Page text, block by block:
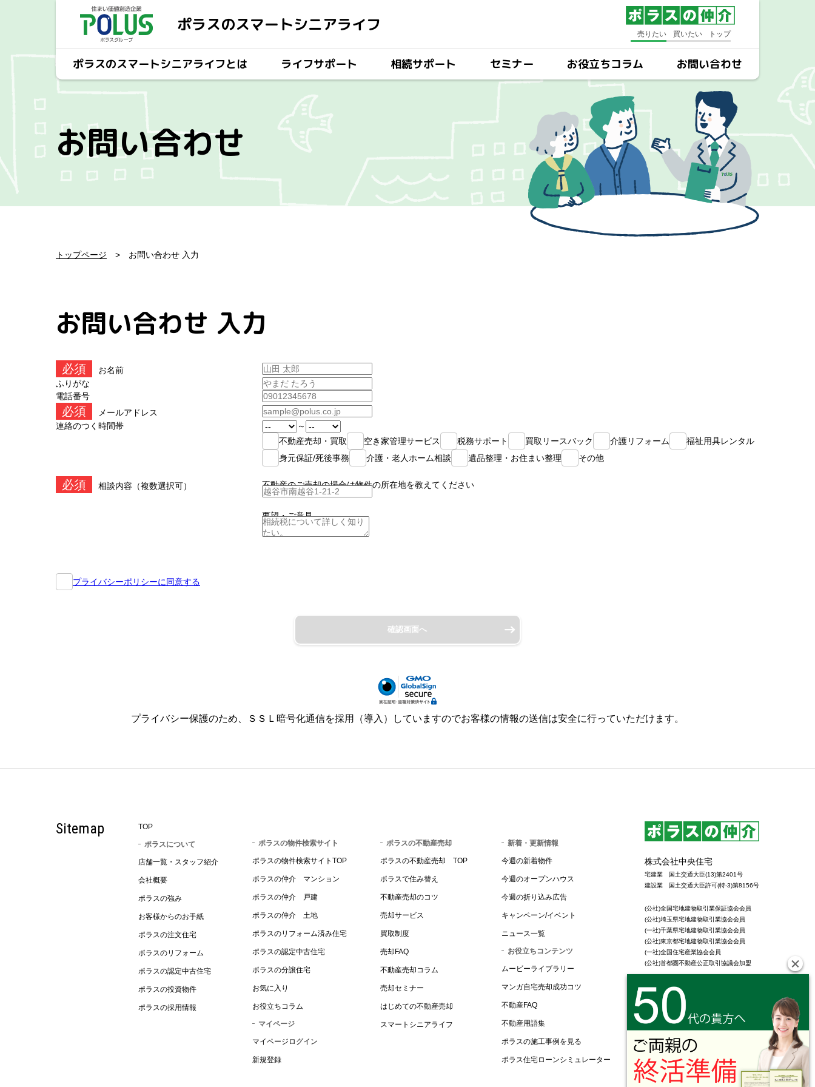
ポラスのスマートシニアライフ 売りたい 買いたい トップ
ポラスのスマートシニアライフとは ライフサポート 相続サポート セミナー お役立ちコラム お問い合わせ
お問い合わせ
トップページ お問い合わせ 入力
お問い合わせ 入力
お名前
ふりがな
電話番号
メールアドレス
連絡のつく時間帯
～
相談内容（複数選択可）
不動産売却・買取 空き家管理サービス 税務サポート 買取リースバック 介護リフォーム
福祉用具レンタル
身元保証/死後事務
介護・老人ホーム相談 遺品整理・お住まい整理 その他
不動産のご売却の場合は物件の所在地を教えてください
要望・ご意見
プライバシーポリシーに同意する
確認画面へ
プライバシー保護のため、ＳＳＬ暗号化通信を採用（導入）していますのでお客様の情報の送信は安全に行っていただけます。
Sitemap TOP
ポラスについて
店舗一覧・スタッフ紹介
会社概要
ポラスの強み
お客様からのお手紙
ポラスの注文住宅
ポラスのリフォーム
ポラスの認定中古住宅
ポラスの投資物件
ポラスの採用情報
ポラスの物件検索サイト
ポラスの物件検索サイトTOP
ポラスの仲介 マンション
ポラスの仲介 戸建
ポラスの仲介 土地
ポラスのリフォーム済み住宅
ポラスの認定中古住宅
ポラスの分譲住宅
お気に入り
お役立ちコラム
マイページ
マイページログイン
新規登録
ポラスの不動産売却
ポラスの不動産売却 TOP
ポラスで住み替え
不動産売却のコツ
売却サービス
買取制度
売却FAQ
不動産売却コラム
売却セミナー
はじめての不動産売却
スマートシニアライフ
新着・更新情報
今週の新着物件
今週のオープンハウス
今週の折り込み広告
キャンペーン/イベント
ニュース一覧
お役立ちコンテンツ
ムービーライブラリー
マンガ自宅売却成功コツ
不動産FAQ
不動産用語集
ポラスの施工事例を見る
ポラス住宅ローンシミュレーター
株式会社中央住宅
宅建業 国土交通大臣(13)第2401号
建設業 国土交通大臣許可(特-3)第8156号
(公社)全国宅地建物取引業保証協会会員
(公社)埼玉県宅地建物取引業協会会員
(一社)千葉県宅地建物取引業協会会員
(公社)東京都宅地建物取引業協会会員
(一社)全国住宅産業協会会員
(公社)首都圏不動産公正取引協議会加盟